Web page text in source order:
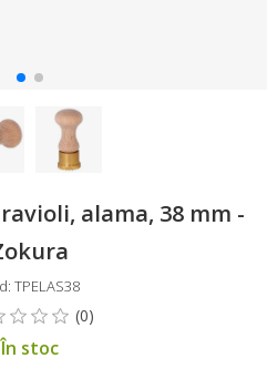
alama, 38 mm -
TPELAS38
În stoc